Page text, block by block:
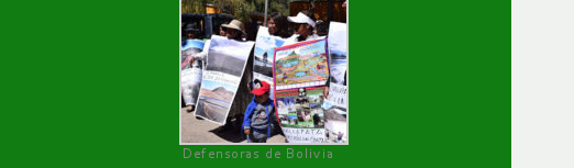
Defensoras de Bolivia